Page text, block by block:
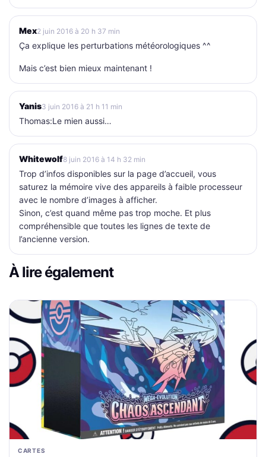
Mex2 juin 2016 à 20 h 37 min
Ça explique les perturbations météorologiques ^^
Mais c’est bien mieux maintenant !
Yanis3 juin 2016 à 21 h 11 min
Thomas:Le mien aussi…
Whitewolf8 juin 2016 à 14 h 32 min
Trop d’infos disponibles sur la page d’accueil, vous
saturez la mémoire vive des appareils à faible processeur
avec le nombre d’images à afficher.
Sinon, c’est quand même pas trop moche. Et plus
compréhensible que toutes les lignes de texte de
l’ancienne version.
À lire également
CARTES